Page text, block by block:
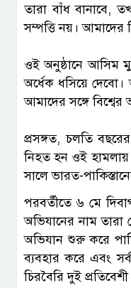
তারা বাঁধ বানাবে,
সম্পত্তি নয়।
ওই অনুষ্ঠানে আসিম
অর্ধেক ধসিয়ে
আমাদের সঙ্গে বিশ্বের
প্রসঙ্গত, চলতি
নিহত হন ওই
সালে ভারত-
পরবর্তীতে ৬ মে
অভিযানের নাম তারা
অভিযান শুরু করে
ব্যবহার করে এবং
চিরবৈরি দুই